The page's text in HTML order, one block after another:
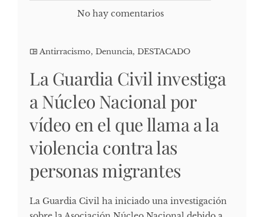
No hay comentarios
Antirracismo, Denuncia, DESTACADO
La Guardia Civil investiga
a Núcleo Nacional por
vídeo en el que llama a la
violencia contra las
personas migrantes
La Guardia Civil ha iniciado una investigación